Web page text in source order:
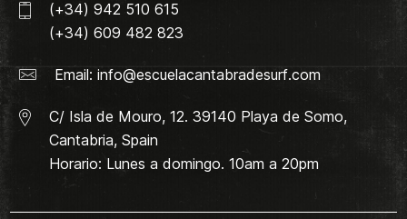
(+34) 942 510 615
(+34) 609 482 823
Email: info@escuelacantabradesurf.com
C/ Isla de Mouro, 12. 39140 Playa de Somo,
Cantabria, Spain
Horario: Lunes a domingo. 10am a 20pm